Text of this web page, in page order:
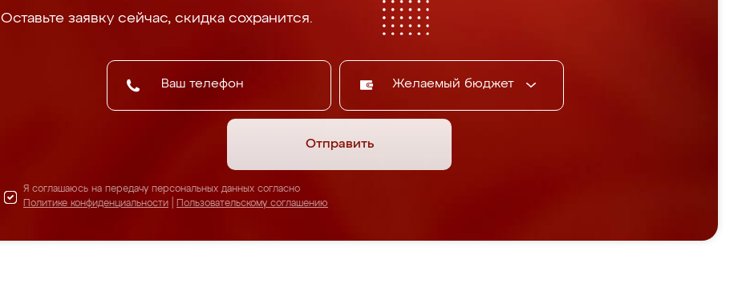
Оставьте заявку сейчас, скидка сохранится.
Желаемый бюджет
Отправить
Я соглашаюсь на передачу персональных данных согласно
Политике конфиденциальности
Пользовательскому соглашению